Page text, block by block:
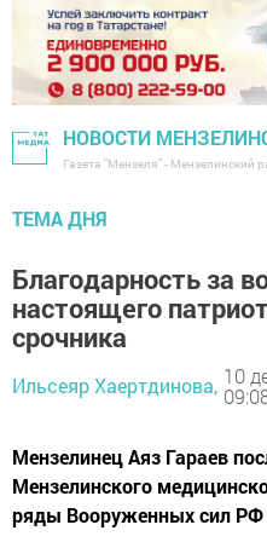
НОВОСТИ
Газета "Мензеля" - Мензелинский
ТЕМА ДНЯ
Благодарность за
настоящего
срочника
Ильсеяр Хаертдинова, 10
Мензелинец Аяз Гараев
Мензелинского
ряды Вооруженных сил РФ